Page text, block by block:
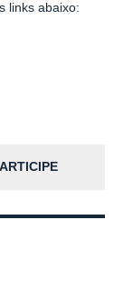
links abaixo: